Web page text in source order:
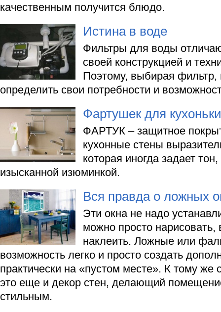
качественным получится блюдо.
Истина в воде
Фильтры для воды
своей конструкцией и
Поэтому, выбирая
определить свои потребности и
Фартушек для кухоньки
ФАРТУК – защитное
кухонные стены
которая иногда задает
изысканной изюминкой.
Вся правда о ложных
Эти окна не надо
можно просто
наклеить. Ложные или
возможность легко и просто создать
практически на «пустом месте». К тому
это еще и декор стен, делающий
стильным.